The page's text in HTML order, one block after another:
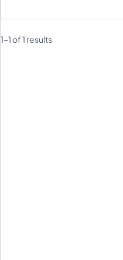
1-1 of 1 results